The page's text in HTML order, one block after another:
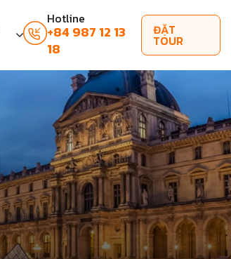
Hotline
+84 987 12 13
18
ĐẶT
TOUR